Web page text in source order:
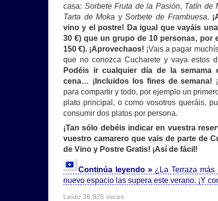
casa: Sorbete Fruta de la Pasión, Tatín de
Tarta de Moka ySorbete de Frambuesa.
vino y el postre! Da igual que vayáis
30 €) que un grupo de 10 personas, por
150 €). ¡Aprovechaos! ¡Vais a pagar
que no conozca Cucharete y vaya estos
Podéis ir cualquier día de la
cena… ¡Incluidos los fines de semana!
para compartir y todo, por ejemplo un
plato principal, o como vosotros queráis,
consumir dos platos por persona.
¡Tan sólo debéis indicar en vuestra
vuestro camarero que vais de parte de
de Vino y Postre Gratis! ¡Así de fácil!
Continúa leyendo » ¿La Terraza
nuevo espacio las supera este verano. ¡Y
Leído 36,925 veces